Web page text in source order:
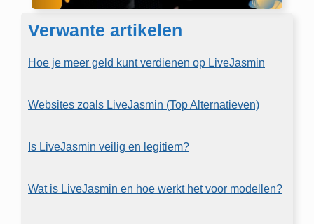
Verwante artikelen
Hoe je meer geld kunt verdienen op LiveJasmin
Websites zoals LiveJasmin (Top Alternatieven)
Is LiveJasmin veilig en legitiem?
Wat is LiveJasmin en hoe werkt het voor modellen?